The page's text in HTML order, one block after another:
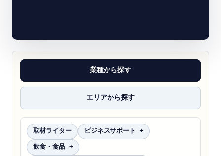
業種から探す
エリアから探す
取材ライター ビジネスサポート
飲食・食品